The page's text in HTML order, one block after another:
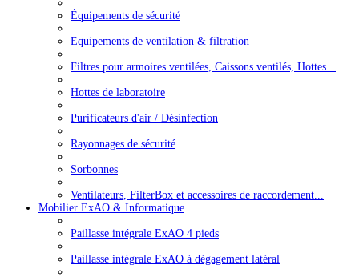
Équipements de sécurité
Equipements de ventilation & filtration
Filtres pour armoires ventilées, Caissons ventilés, Hottes...
Hottes de laboratoire
Purificateurs d'air / Désinfection
Rayonnages de sécurité
Sorbonnes
Ventilateurs, FilterBox et accessoires de raccordement...
Mobilier ExAO & Informatique
Paillasse intégrale ExAO 4 pieds
Paillasse intégrale ExAO à dégagement latéral